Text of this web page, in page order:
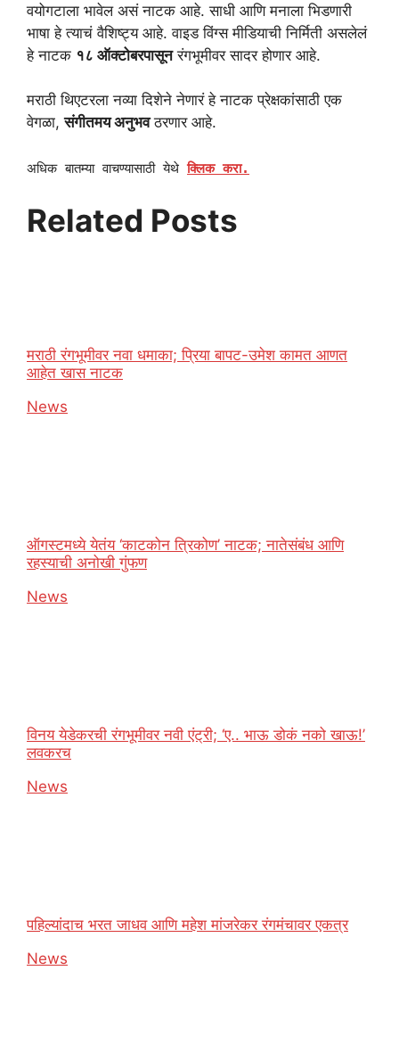
वयोगटाला भावेल असं नाटक आहे. साधी आणि मनाला भिडणारी
भाषा हे त्याचं वैशिष्ट्य आहे. वाइड विंग्स मीडियाची निर्मिती असलेलं
हे नाटक १८ ऑक्टोबरपासूनरंगभूमीवर सादर होणार आहे.
मराठी थिएटरला नव्या दिशेने नेणारं हे नाटक प्रेक्षकांसाठी एक
वेगळा,संगीतमय अनुभवठरणार आहे.
अधिक बातम्या वाचण्यासाठी येथेक्लिक करा.
Related Posts
मराठी रंगभूमीवर नवा धमाका; प्रिया बापट-उमेश कामत आणत
आहेत खास नाटक
In relation to
News
ऑगस्टमध्ये येतंय ‘काटकोन त्रिकोण’ नाटक; नातेसंबंध आणि
रहस्याची अनोखी गुंफण
In relation to
News
विनय येडेकरची रंगभूमीवर नवी एंट्री; ‘ए.. भाऊ डोकं नको खाऊ!’
लवकरच
In relation to
News
पहिल्यांदाच भरत जाधव आणि महेश मांजरेकर रंगमंचावर एकत्र
In relation to
News